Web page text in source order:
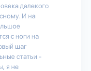
далекого
И на
с ноги на
шаг
статьи -
я не